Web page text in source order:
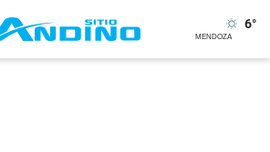
6°